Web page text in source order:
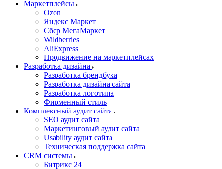
Маркетплейсы
Ozon
Яндекс Маркет
Сбер МегаМаркет
Wildberries
AliExpress
Продвижение на маркетплейсах
Разработка дизайна
Разработка брендбука
Разработка дизайна сайта
Разработка логотипа
Фирменный стиль
Комплексный аудит сайта
SEO аудит сайта
Маркетинговый аудит сайта
Usability аудит сайта
Техническая поддержка сайта
CRM системы
Битрикс 24